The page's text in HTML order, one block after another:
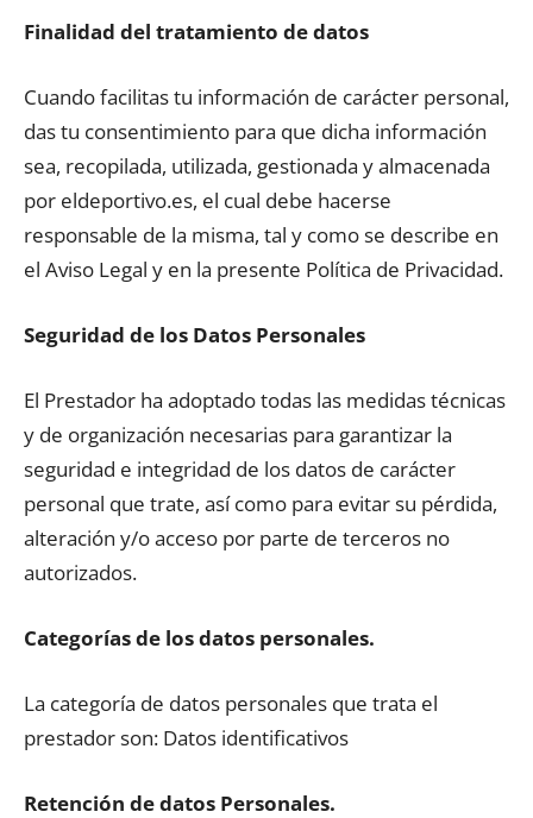
Finalidad del tratamiento de datos
Cuando facilitas tu información de carácter personal,
das tu consentimiento para que dicha información
sea, recopilada, utilizada, gestionada y almacenada
por eldeportivo.es, el cual debe hacerse
responsable de la misma, tal y como se describe en
el Aviso Legal y en la presente Política de Privacidad.
Seguridad de los Datos Personales
El Prestador ha adoptado todas las medidas técnicas
y de organización necesarias para garantizar la
seguridad e integridad de los datos de carácter
personal que trate, así como para evitar su pérdida,
alteración y/o acceso por parte de terceros no
autorizados.
Categorías de los datos personales.
La categoría de datos personales que trata el
prestador son: Datos identificativos
Retención de datos Personales.